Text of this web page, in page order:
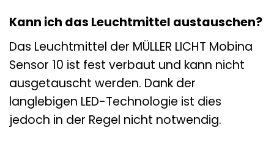
Kann ich das Leuchtmittel austauschen?
Das Leuchtmittel der MÜLLER LICHT Mobina
Sensor 10 ist fest verbaut und kann nicht
ausgetauscht werden. Dank der
langlebigen LED-Technologie ist dies
jedoch in der Regel nicht notwendig.